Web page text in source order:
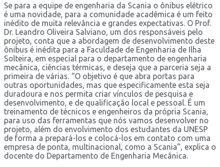
Se para a equipe de engenharia da Scania o ônibus elétrico
é uma novidade, para a comunidade acadêmica é um feito
inédito de muita relevância e grandes expectativas. O Prof.
Dr. Leandro Oliveira Salviano, um dos responsáveis pelo
projeto, conta que a abordagem de desenvolvimento deste
ônibus é inédita para a Faculdade de Engenharia de Ilha
Solteira, em especial para o departamento de engenharia
mecânica, ciências térmicas, e deseja que a parceria seja a
primeira de várias. “O objetivo é que abra portas para
outras oportunidades, mas que especificamente esta seja
duradoura e nos permita criar vínculos de pesquisa e
desenvolvimento, e de qualificação local e pessoal. É um
treinamento de técnicos e engenheiros da própria Scania,
para uso das ferramentas que nós vamos desenvolver no
projeto, além do envolvimento dos estudantes da UNESP
de forma a prepará-los e colocá-los em contato com uma
empresa de ponta, multinacional, como a Scania”, explica o
docente do Departamento de Engenharia Mecânica.